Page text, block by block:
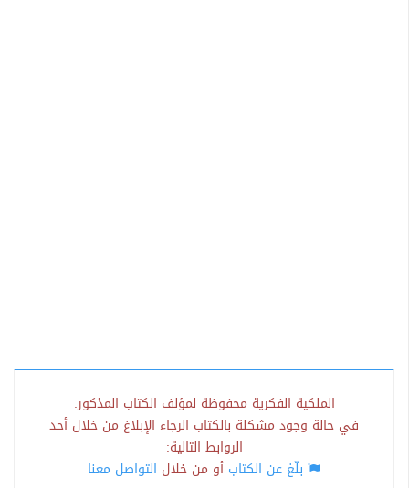
الملكية الفكرية محفوظة لمؤلف الكتاب المذكور.
في حالة وجود مشكلة بالكتاب الرجاء الإبلاغ من خلال أحد
الروابط التالية:
بلّغ عن الكتاب أو من خلال التواصل معنا